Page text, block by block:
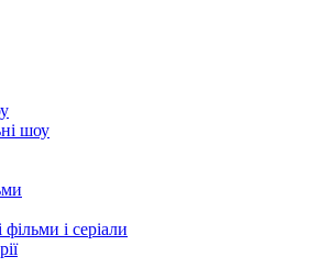
шоу
фільми і серіали